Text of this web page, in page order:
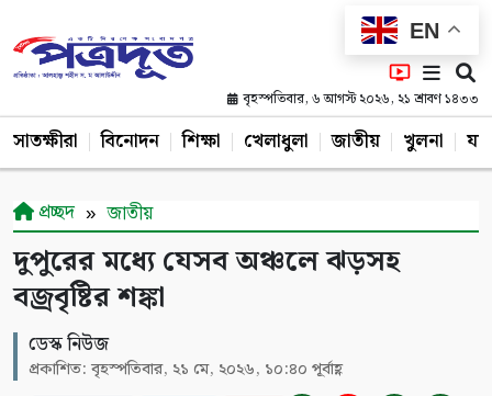
EN
বৃহস্পতিবার, ৬ আগস্ট ২০২৬, ২১ শ্রাবণ ১৪৩৩
সাতক্ষীরা বিনোদন শিক্ষা খেলাধুলা জাতীয় খুলনা
প্রচ্ছদ জাতীয়
দুপুরের মধ্যে যেসব অঞ্চলে ঝড়সহ
বজ্রবৃষ্টির শঙ্কা
ডেস্ক নিউজ
প্রকাশিত: বৃহস্পতিবার, ২১ মে, ২০২৬, ১০:৪০ পূর্বাহ্ণ